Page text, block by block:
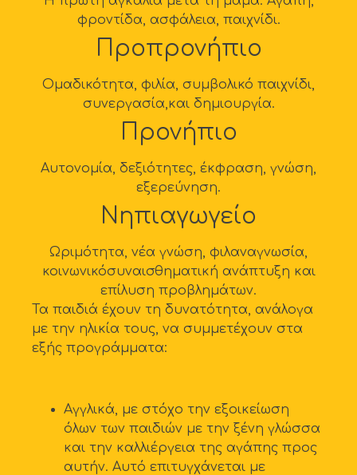
φροντίδα, ασφάλεια, παιχνίδι.
Προπρονήπιο
Ομαδικότητα, φιλία, συμβολικό παιχνίδι,
συνεργασία,και δημιουργία.
Προνήπιο
Αυτονομία, δεξιότητες, έκφραση, γνώση,
εξερεύνηση.
Νηπιαγωγείο
Ωριμότητα, νέα γνώση, φιλαναγνωσία,
κοινωνικόσυναισθηματική ανάπτυξη και
επίλυση προβλημάτων.
Τα παιδιά έχουν τη δυνατότητα, ανάλογα
με την ηλικία τους, να συμμετέχουν στα
εξής προγράμματα:
Αγγλικά, με στόχο την εξοικείωση
όλων των παιδιών με την ξένη γλώσσα
και την καλλιέργεια της αγάπης προς
αυτήν. Αυτό επιτυγχάνεται με